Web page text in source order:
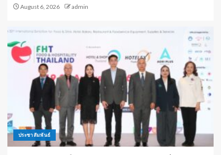
August 6, 2026 admin
ประชาสัมพันธ์